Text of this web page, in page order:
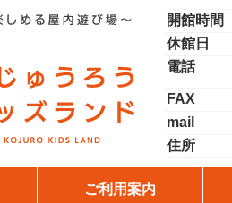
開館時間
休館日
電話
FAX
mail
住所
ご利用案内